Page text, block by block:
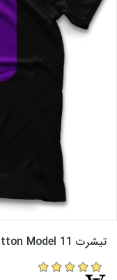
تیشرت Louis Vuitton Model 11